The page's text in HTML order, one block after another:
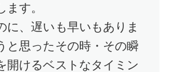
す。
に、遅いも早いもありま
と思ったその時・その瞬
開けるベストなタイミン